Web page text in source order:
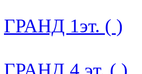
ГРАНД 1эт. ( )
ГРАНД 4 эт. ( )